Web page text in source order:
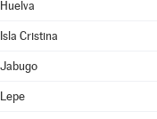
Huelva
Isla Cristina
Jabugo
Lepe